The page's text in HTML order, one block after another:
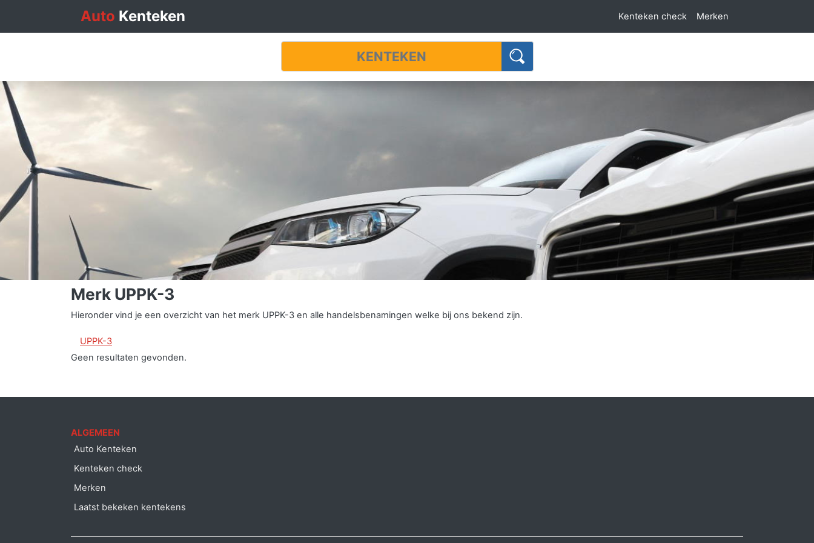
Auto Kenteken Kenteken check Merken
Merk UPPK-3
Hieronder vind je een overzicht van het merk UPPK-3 en alle handelsbenamingen welke bij ons bekend zijn.
UPPK-3
Geen resultaten gevonden.
ALGEMEEN
Auto Kenteken
Kenteken check
Merken
Laatst bekeken kentekens